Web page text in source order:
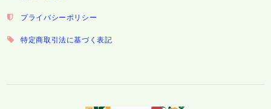
プライバシーポリシー
特定商取引法に基づく表記